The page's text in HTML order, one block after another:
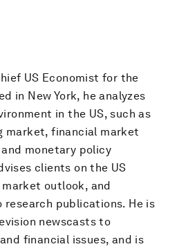
US Economist for the
in New York, he analyzes
in the US, such as
market, financial market
monetary policy
clients on the US
outlook, and
publications. He is
newscasts to
financial issues, and is